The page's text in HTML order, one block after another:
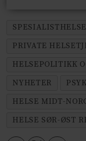
PRIVATE
HELSEPOLITIKK
NYHETER
HELSE MIDT-
HELSE SØR-ØST